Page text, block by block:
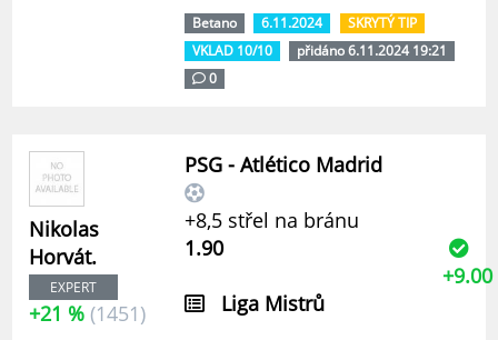
Betano 6.11.2024
SKRYTÝ TIP
VKLAD 10/10
přidáno 6.11.2024 19:21
0
Nikolas
Horvát.
EXPERT
+21 % (1451)
PSG - Atlético Madrid
+8,5 střel na bránu
1.90
Liga Mistrů
+9.00